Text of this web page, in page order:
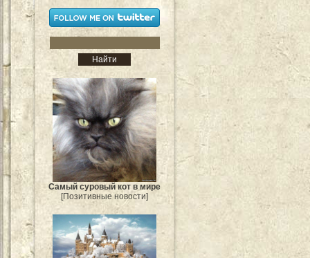
Самый суровый кот в мире
[Позитивные новости]